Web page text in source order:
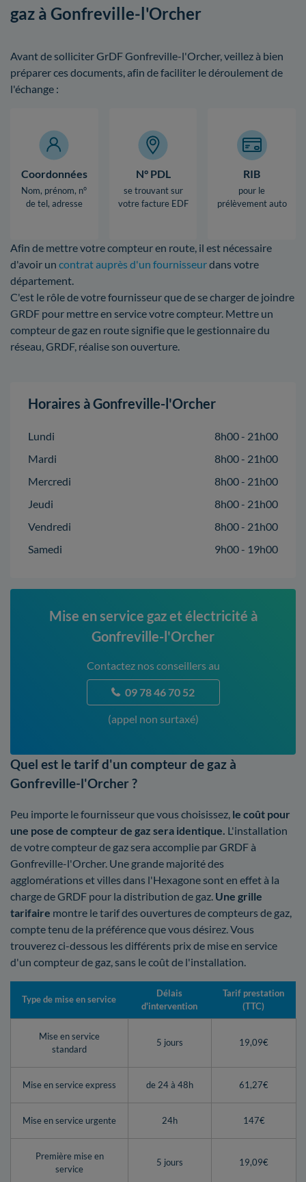
gaz à Gonfreville-l'Orcher
Avant de solliciter GrDF Gonfreville-l'Orcher, veillez à bien
préparer ces documents, afin de faciliter le déroulement de
l'échange :
Coordonnées
Nom, prénom, n°
de tel, adresse
N° PDL
se trouvant sur
votre facture EDF
RIB
pour le
prélèvement auto
Afin de mettre votre compteur en route, il est nécessaire
d'avoir un contrat auprès d'un fournisseurdans votre
département.
C'est le rôle de votre fournisseur que de se charger de joindre
GRDF pour mettre en service votre compteur. Mettre un
compteur de gaz en route signifie que le gestionnaire du
réseau, GRDF, réalise son ouverture.
Horaires à Gonfreville-l'Orcher
Lundi
8h00 - 21h00
Mardi
8h00 - 21h00
Mercredi
8h00 - 21h00
Jeudi
8h00 - 21h00
Vendredi
8h00 - 21h00
Samedi
9h00 - 19h00
Mise en service gaz et électricité à
Gonfreville-l'Orcher
Contactez nos conseillers au
09 78 46 70 52
(appel non surtaxé)
Quel est le tarif d'un compteur de gaz à
Gonfreville-l'Orcher ?
Peu importe le fournisseur que vous choisissez, le coût pour
une pose de compteur de gaz sera identique. L'installation
de votre compteur de gaz sera accomplie par GRDF à
Gonfreville-l'Orcher. Une grande majorité des
agglomérations et villes dans l'Hexagone sont en effet à la
charge de GRDF pour la distribution de gaz. Une grille
tarifaire montre le tarif des ouvertures de compteurs de gaz,
compte tenu de la préférence que vous désirez. Vous
trouverez ci-dessous les différents prix de mise en service
d'un compteur de gaz, sans le coût de l'installation.
Type de mise en service
Délais
d'intervention
Tarif prestation
(TTC)
Mise en service
standard
5 jours 19,09€
Mise en service express de 24 à 48h 61,27€
Mise en service urgente 24h 147€
Première mise en
service
5 jours 19,09€